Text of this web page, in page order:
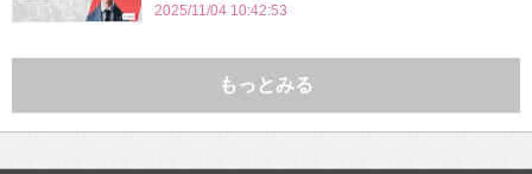
2025/11/04 10:42:53
もっとみる